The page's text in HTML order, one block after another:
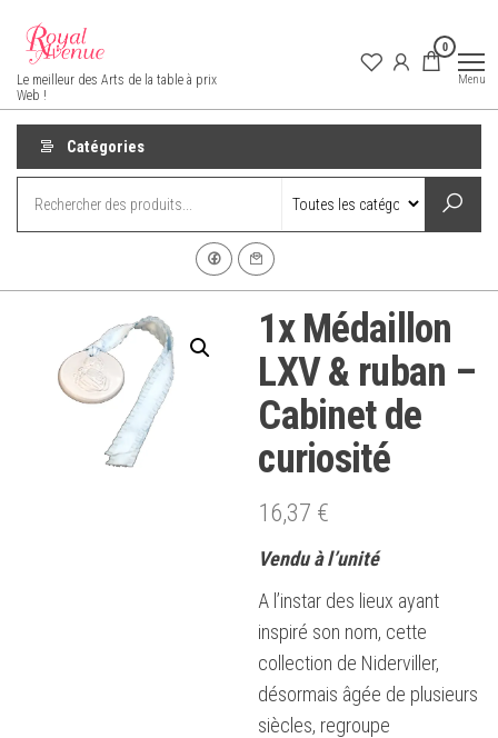
contenu
Royal Avenue
Le meilleur des Arts de la table à prix
Web !
0
Menu
Catégories
1x Médaillon
LXV & ruban –
Cabinet de
curiosité
16,37 €
Vendu à l’unité
A l’instar des lieux ayant
inspiré son nom, cette
collection de Niderviller,
désormais âgée de plusieurs
siècles, regroupe